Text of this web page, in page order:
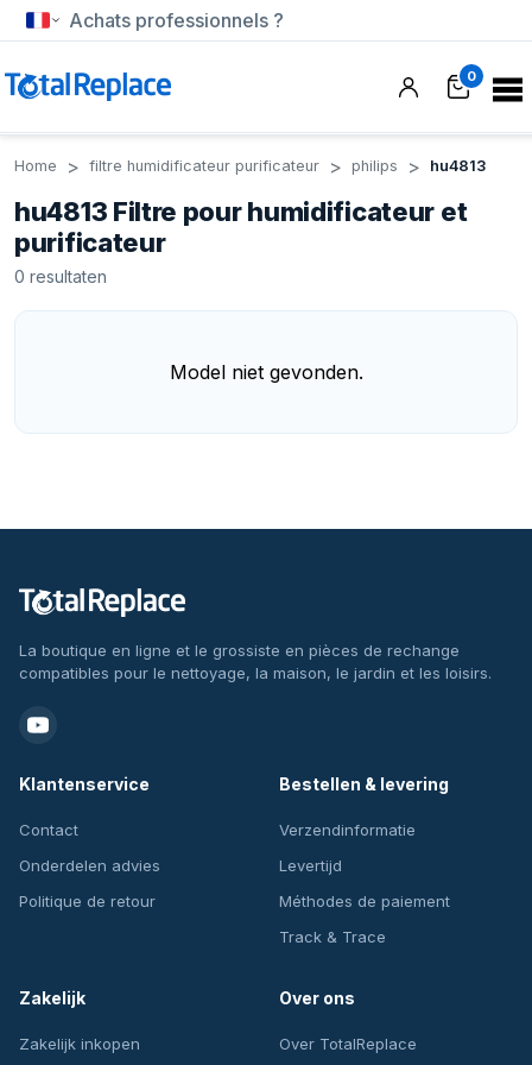
Achats professionnels ?
0
Home filtre humidificateur purificateur philips hu4813
hu4813 Filtre pour humidificateur et
purificateur
0 resultaten
Model niet gevonden.
La boutique en ligne et le grossiste en pièces de rechange
compatibles pour le nettoyage, la maison, le jardin et les loisirs.
Klantenservice
Contact
Onderdelen advies
Politique de retour
Bestellen & levering
Verzendinformatie
Levertijd
Méthodes de paiement
Track & Trace
Zakelijk
Zakelijk inkopen
Over ons
Over TotalReplace